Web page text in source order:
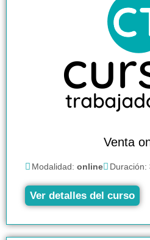
Venta
Modalidad: online Duración:
Ver detalles del curso